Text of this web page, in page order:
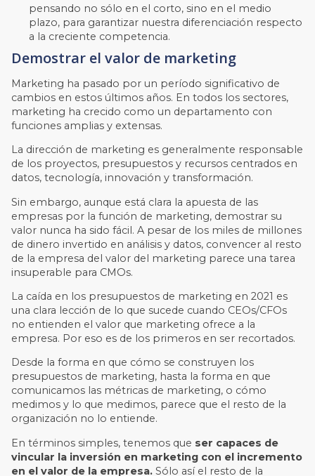
pensando no sólo en el corto, sino en el medio
plazo, para garantizar nuestra diferenciación respecto
a la creciente competencia.
Demostrar el valor de marketing
Marketing ha pasado por un período significativo de
cambios en estos últimos años. En todos los sectores,
marketing ha crecido como un departamento con
funciones amplias y extensas.
La dirección de marketing es generalmente responsable
de los proyectos, presupuestos y recursos centrados en
datos, tecnología, innovación y transformación.
Sin embargo, aunque está clara la apuesta de las
empresas por la función de marketing, demostrar su
valor nunca ha sido fácil. A pesar de los miles de millones
de dinero invertido en análisis y datos, convencer al resto
de la empresa del valor del marketing parece una tarea
insuperable para CMOs.
La caída en los presupuestos de marketing en 2021 es
una clara lección de lo que sucede cuando CEOs/CFOs
no entienden el valor que marketing ofrece a la
empresa. Por eso es de los primeros en ser recortados.
Desde la forma en que cómo se construyen los
presupuestos de marketing, hasta la forma en que
comunicamos las métricas de marketing, o cómo
medimos y lo que medimos, parece que el resto de la
organización no lo entiende.
En términos simples, tenemos que ser capaces de
vincular la inversión en marketing con el incremento
en el valor de la empresa. Sólo así el resto de la